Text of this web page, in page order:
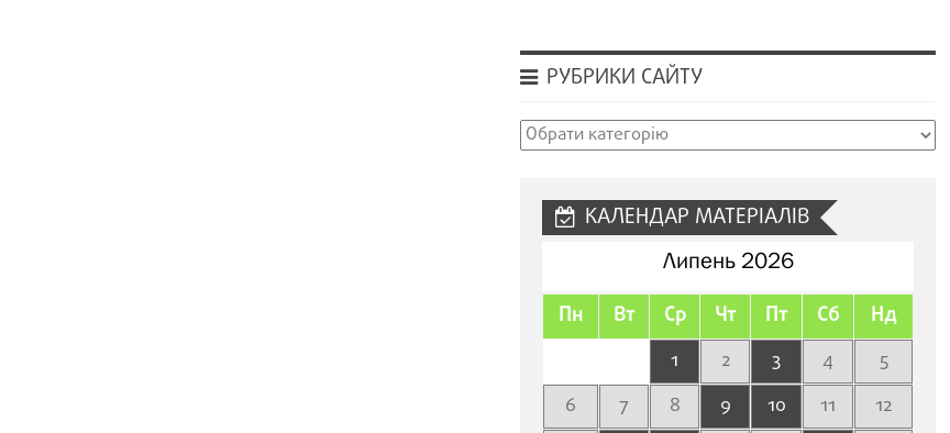
РУБРИКИ САЙТУ
Рубрики
КАЛЕНДАР МАТЕРІАЛІВ
Липень 2026
Пн Вт Ср Чт Пт Сб Нд
1 2 3 4
5
6
7 8 9 10 11
12